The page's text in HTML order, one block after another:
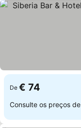
De € 74
Consulte os preços de